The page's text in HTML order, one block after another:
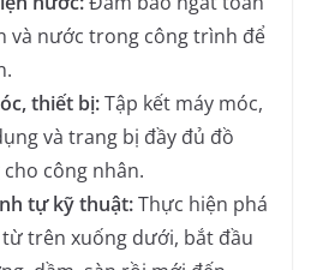
và nước trong công trình để
thiết bị:Tập kết máy móc,
và trang bị đầy đủ đồ
công nhân.
tự kỹ thuật:Thực hiện phá
trên xuống dưới, bắt đầu